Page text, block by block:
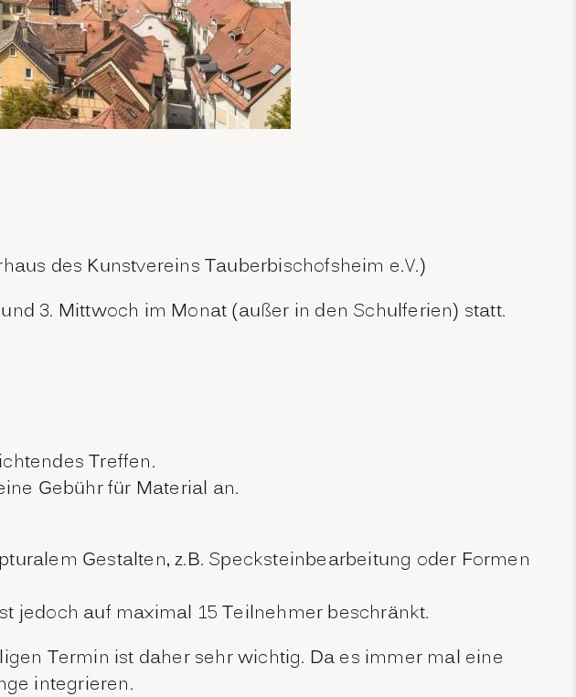
des Kunstvereins Tauberbischofsheim e.V.)
3. Mittwoch im Monat (außer in den Schulferien) statt.
Treffen.
Gebühr für Material an.
Gestalten, z.B. Specksteinbearbeitung oder Formen
jedoch auf maximal 15 Teilnehmer beschränkt.
Termin ist daher sehr wichtig. Da es immer mal eine
integrieren.